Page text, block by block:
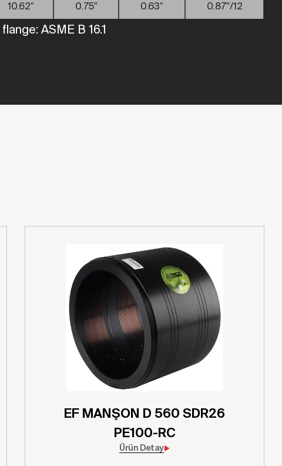
10.62″ 0.75″ 0.63″ 0.87″/12
flange: ASME B 16.1
EF MANŞON D 560 SDR26
PE100-RC
Ürün Detay